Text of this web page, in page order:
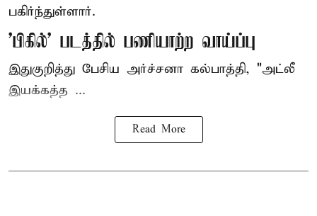
பகிர்ந்துள்ளார்.
'பிகில்' படத்தில் பணியாற்ற வாய்ப்பு
இதுகுறித்து பேசிய அர்ச்சனா கல்பாத்தி, "அட்லீ
இயக்கத்த ...
Read More